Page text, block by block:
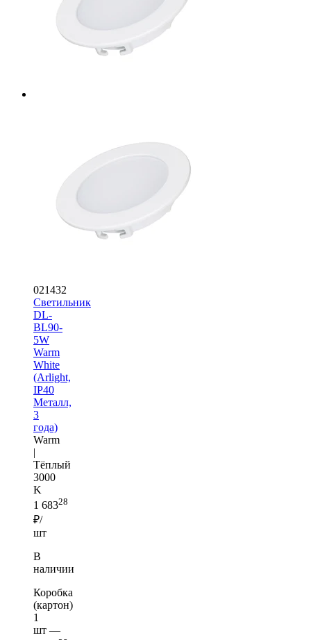
021432
Светильник
DL-
BL90-
5W
Warm
White
(Arlight,
IP40
Металл,
3
года)
Warm
|
Тёплый
3000
K
1 68328
₽/
шт
В
наличии
Коробка
(картон)
1
шт —